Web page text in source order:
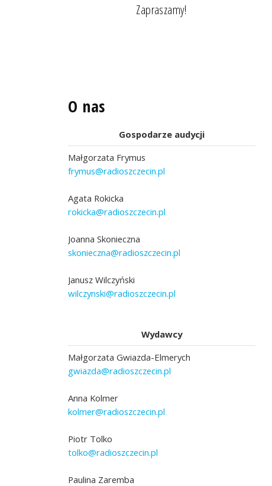
Zapraszamy!
O nas
Gospodarze audycji
Małgorzata Frymus
frymus@radioszczecin.pl
Agata Rokicka
rokicka@radioszczecin.pl
Joanna Skonieczna
skonieczna@radioszczecin.pl
Janusz Wilczyński
wilczynski@radioszczecin.pl
Wydawcy
Małgorzata Gwiazda-Elmerych
gwiazda@radioszczecin.pl
Anna Kolmer
kolmer@radioszczecin.pl
Piotr Tolko
tolko@radioszczecin.pl
Paulina Zaremba